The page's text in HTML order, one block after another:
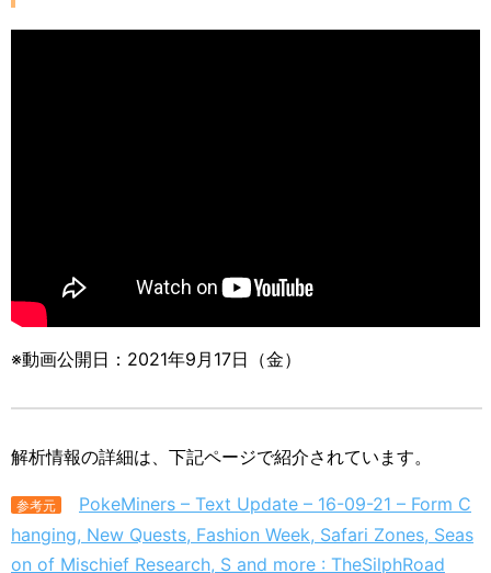
※動画公開日：2021年9月17日（金）
解析情報の詳細は、下記ページで紹介されています。
参考元
PokeMiners – Text Update – 16-09-21 – Form C
hanging, New Quests, Fashion Week, Safari Zones, Seas
on of Mischief Research, S and more : TheSilphRoad